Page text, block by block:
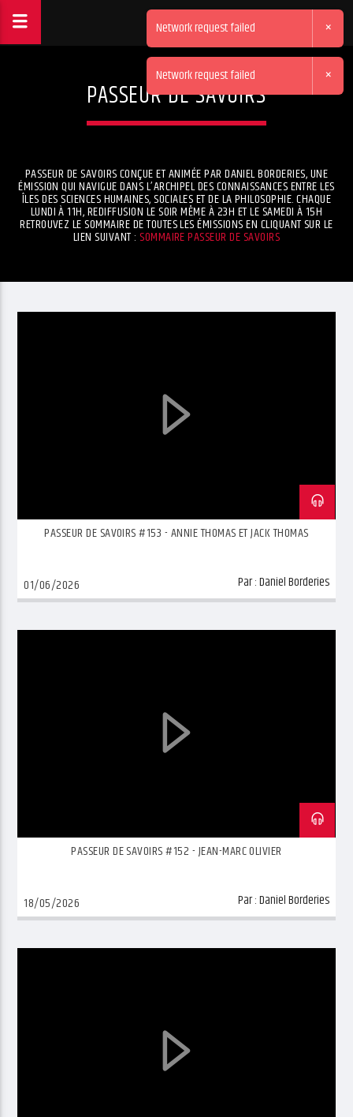
PASSEUR DE SAVOIRS
PASSEUR DE SAVOIRS CONÇUE ET ANIMÉE PAR DANIEL BORDERIES, UNE
ÉMISSION QUI NAVIGUE DANS L’ARCHIPEL DES CONNAISSANCES ENTRE LES
ÎLES DES SCIENCES HUMAINES, SOCIALES ET DE LA PHILOSOPHIE. CHAQUE
LUNDI À 11H, REDIFFUSION LE SOIR MÊME À 23H ET LE SAMEDI À 15H
RETROUVEZ LE SOMMAIRE DE TOUTES LES ÉMISSIONS EN CLIQUANT SUR LE
LIEN SUIVANT :SOMMAIRE PASSEUR DE SAVOIRS
PASSEUR DE SAVOIRS #153 - ANNIE THOMAS ET JACK THOMAS
01/06/2026 Par :Daniel Borderies
PASSEUR DE SAVOIRS #152 - JEAN-MARC OLIVIER
18/05/2026 Par :Daniel Borderies
Network request failed ×
Network request failed ×